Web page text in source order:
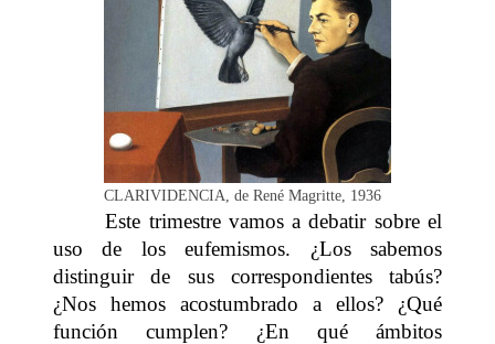
CLARIVIDENCIA, de René Magritte, 1936
Este trimestre vamos a debatir sobre el
uso de los eufemismos. ¿Los sabemos
distinguir de sus correspondientes tabús?
¿Nos hemos acostumbrado a ellos? ¿Qué
función cumplen? ¿En qué ámbitos